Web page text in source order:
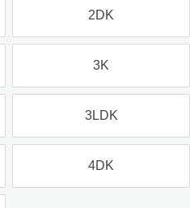
2DK
3K
3LDK
4DK